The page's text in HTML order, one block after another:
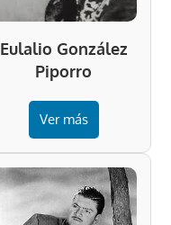
Eulalio González
Piporro
Ver más